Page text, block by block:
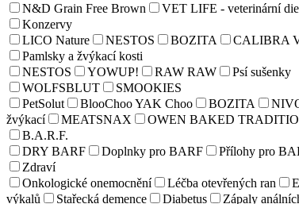
N&D Grain Free Brown
VET LIFE - veterinární
Konzervy
LICO Nature
NESTOS BOZITA CALIBRA
Pamlsky a žvýkací kosti
NESTOS
YOWUP! RAW RAW
Psí sušenky
WOLFSBLUT
SMOOKIES
PetSolut
BlooChoo YAK Choo BOZITA
žvýkací
MEATSNAX OWEN BAKED
B.A.R.F.
DRY BARF
Doplnky pro BARF Přílohy pro
Zdraví
Onkologické onemocnění
Léčba otevřených ran
výkalů
Stařecká demence Diabetus Zápaly